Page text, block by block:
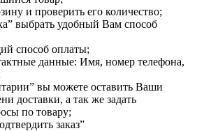
и проверить его количество;
выбрать удобный Вам способ
способ оплаты;
данные: Имя, номер телефона,
вы можете оставить Ваши
доставки, а так же задать
по товару;
заказ”